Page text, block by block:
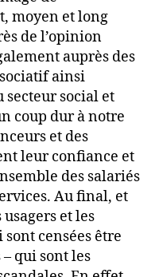
moyen et long
de l’opinion
auprès des
ainsi
secteur social et
coup dur à notre
et des
leur confiance et
des salariés
Au final, et
et les
censées être
qui sont les